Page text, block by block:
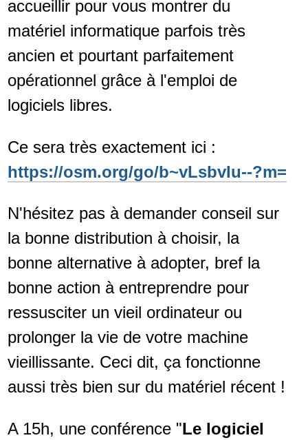
accueillir pour vous montrer du
matériel informatique parfois très
ancien et pourtant parfaitement
opérationnel grâce à l'emploi de
logiciels libres.
Ce sera très exactement ici :
https://osm.org/go/b~vLsbvIu--?m=
N'hésitez pas à demander conseil sur
la bonne distribution à choisir, la
bonne alternative à adopter, bref la
bonne action à entreprendre pour
ressusciter un vieil ordinateur ou
prolonger la vie de votre machine
vieillissante. Ceci dit, ça fonctionne
aussi très bien sur du matériel récent !
A 15h, une conférence "Le logiciel